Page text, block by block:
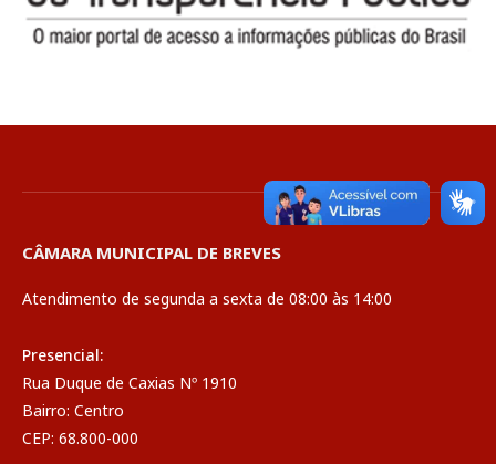
CÂMARA MUNICIPAL DE BREVES
Atendimento de segunda a sexta de 08:00 às 14:00
Presencial:
Rua Duque de Caxias Nº 1910
Bairro: Centro
CEP: 68.800-000